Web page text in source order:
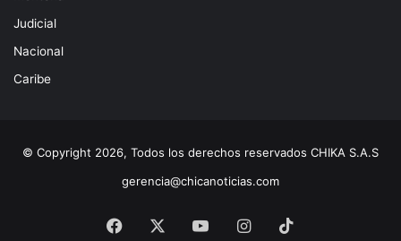
Judicial
Nacional
Caribe
© Copyright 2026, Todos los derechos reservados CHIKA S.A.S
gerencia@chicanoticias.com
Facebook YouTubeInstagram